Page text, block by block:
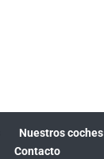
Nuestros coches
Contacto